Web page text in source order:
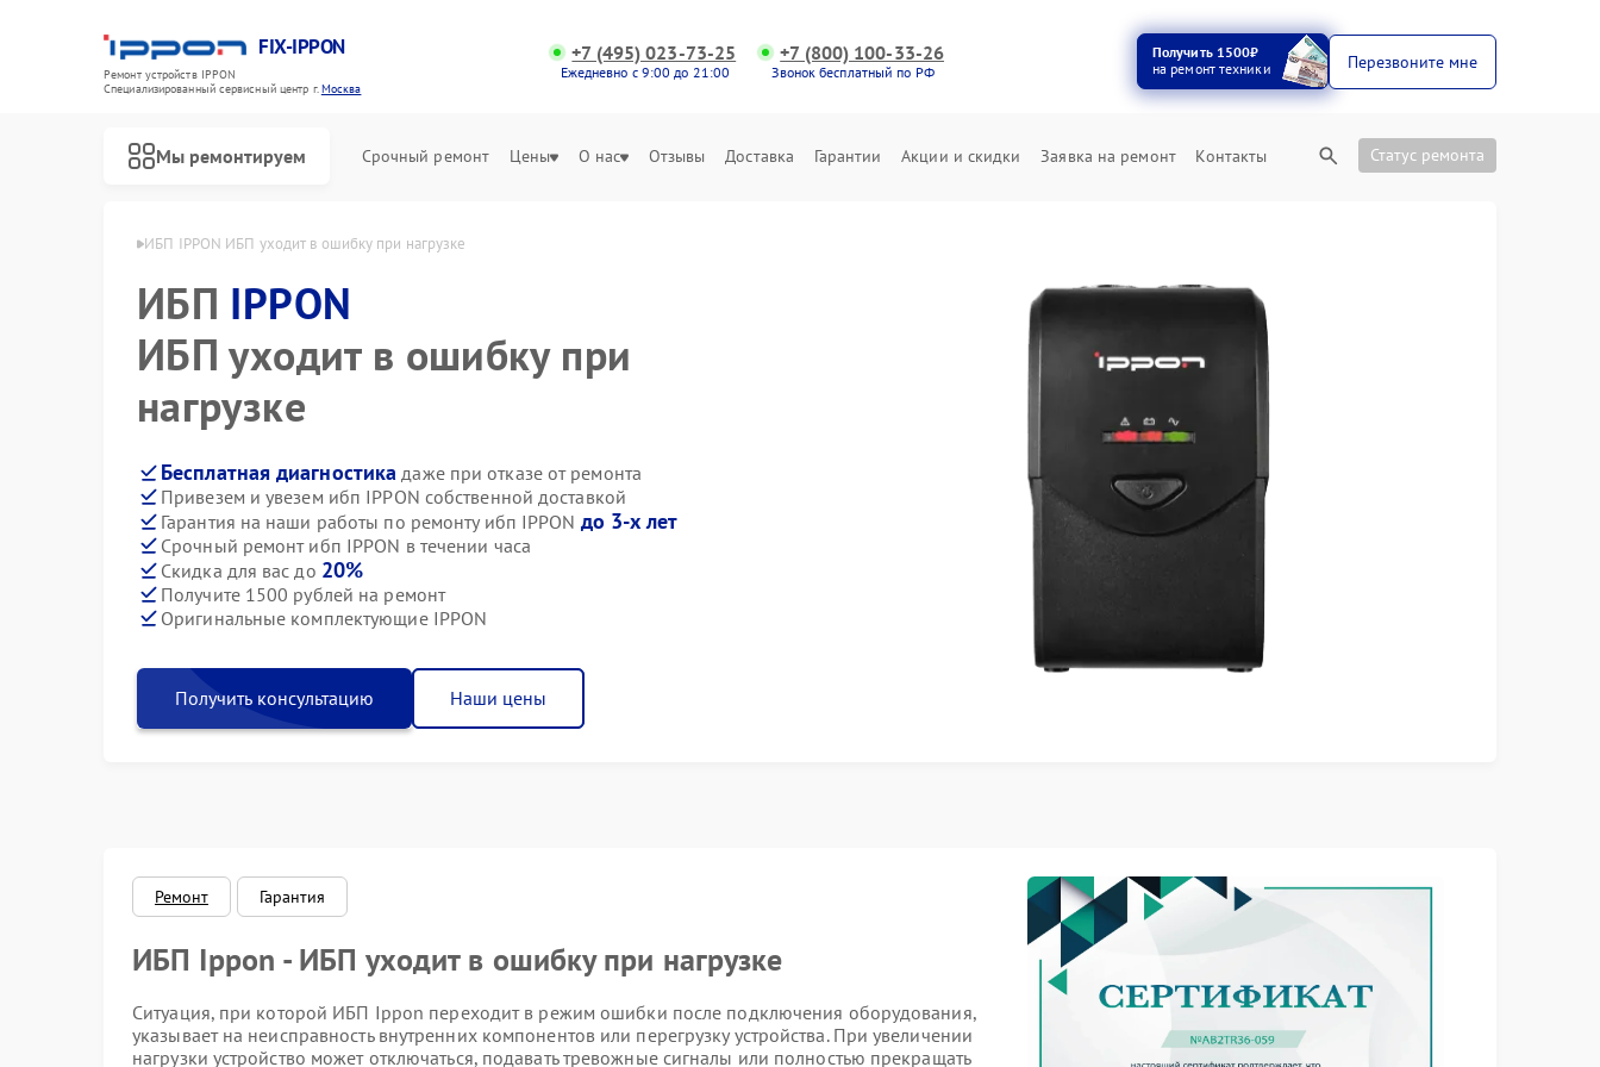
FIX-IPPON
Ремонт устройств IPPON
Специализированный cервисный центр г.Москва
+7 (495) 023-73-25
Ежедневно с 9:00 до 21:00
+7 (800) 100-33-26
Звонок бесплатный по РФ
Получить 1500₽
на ремонт техники
Перезвоните мне
Мы ремонтируем Срочный ремонт Цены О нас Отзывы Доставка Гарантии Акции и скидки Заявка на ремонт Контакты Статус ремонта
IPPON в Москве ИБП IPPON ИБП уходит в ошибку при нагрузке
ИБП IPPON
ИБП уходит в ошибку при
нагрузке
Бесплатная диагностика даже при отказе от ремонта
Привезем и увезем ибп IPPON собственной доставкой
Гарантия на наши работы по ремонту ибп IPPON до 3-х лет
Срочный ремонт ибп IPPON в течении часа
Скидка для вас до 20%
Получите 1500 рублей на ремонт
Оригинальные комплектующие IPPON
Получить консультацию Наши цены
Ремонт Гарантия
ИБП Ippon - ИБП уходит в ошибку при нагрузке
Ситуация, при которой ИБП Ippon переходит в режим ошибки после подключения оборудования,
указывает на неисправность внутренних компонентов или перегрузку устройства. При увеличении
нагрузки устройство может отключаться, подавать тревожные сигналы или полностью прекращать